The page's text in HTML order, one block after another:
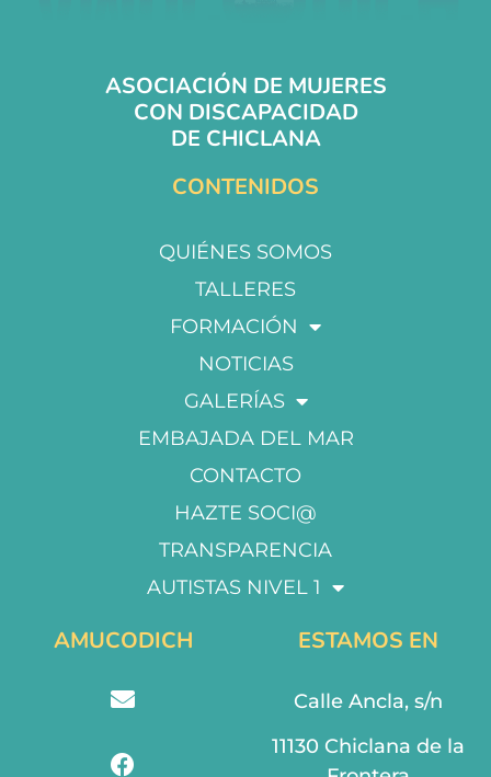
ASOCIACIÓN DE MUJERES
CON DISCAPACIDAD
DE CHICLANA
CONTENIDOS
QUIÉNES SOMOS
TALLERES
FORMACIÓN
NOTICIAS
GALERÍAS
EMBAJADA DEL MAR
CONTACTO
HAZTE SOCI@
TRANSPARENCIA
AUTISTAS NIVEL 1
AMUCODICH ESTAMOS EN
Calle Ancla, s/n
11130 Chiclana de la